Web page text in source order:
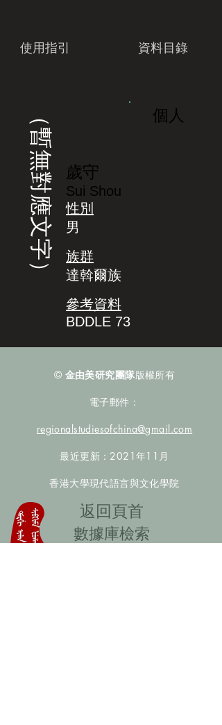
使用指引 資料目錄
（暫無對應文字） 個人
歲守
Sui Shou
性別
男
族群
達斡爾族
參考資料
BDDLE 73
© 金由美研究團隊版權所有
電子郵件：
regionalstudiesofchina@gmail.com
最近更新：2021年11月
香港大學現代語言與文化學院
​返回頁首
數據庫檢索